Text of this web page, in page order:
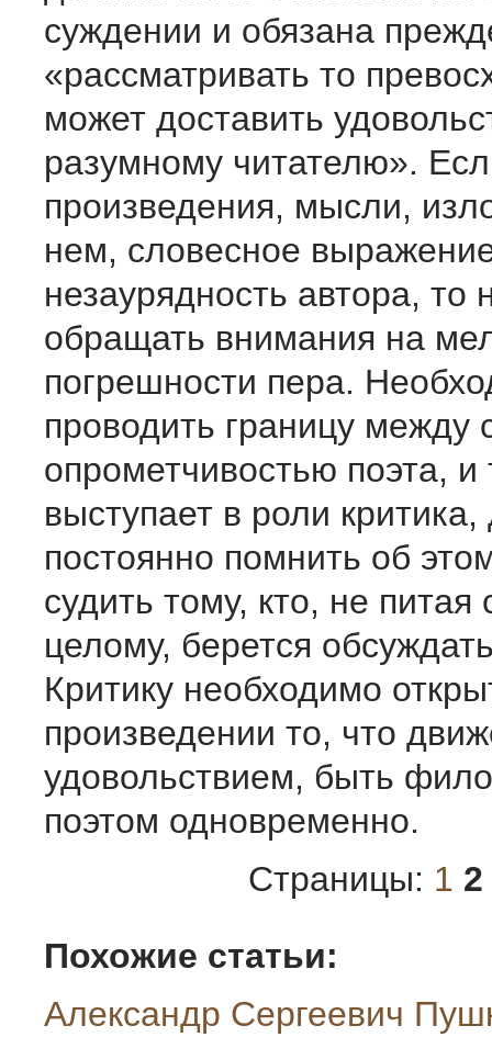
суждении и обязана
«рассматривать то
может доставить
разумному читателю».
произведения, мысли,
нем, словесное
незаурядность автора, то
обращать внимания на
погрешности пера.
проводить границу между
опрометчивостью поэта, и
выступает в роли
постоянно помнить об
судить тому, кто, не питая
целому, берется
Критику необходимо
произведении то, что
удовольствием, быть
поэтом одновременно.
Страницы: 1 2
Похожие статьи:
Александр Сергеевич